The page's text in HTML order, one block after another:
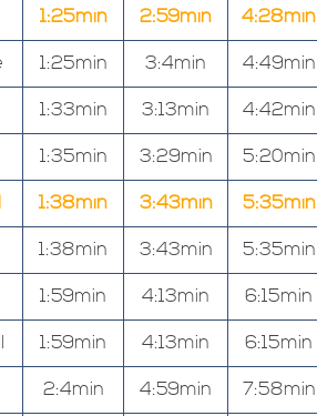
1:25min 2:59min 4:28min
1:25min 3:4min 4:49min
1:33min 3:13min 4:42min
1:35min 3:29min 5:20min
1:38min 3:43min 5:35min
1:38min 3:43min 5:35min
1:59min 4:13min 6:15min
1:59min 4:13min 6:15min
2:4min 4:59min 7:58min